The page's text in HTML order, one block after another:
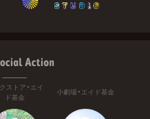
Action
ストア・エイ
ド基金
小劇場・エイド基金